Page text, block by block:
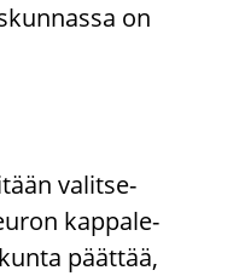
on
va­lit­se­
kap­pa­le­
päät­tää,